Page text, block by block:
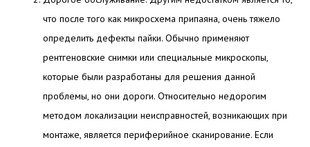
что после того как микросхема припаяна, очень тяжело
определить дефекты пайки. Обычно применяют
рентгеновские снимки или специальные микроскопы,
которые были разработаны для решения данной
проблемы, но они дороги. Относительно недорогим
методом локализации неисправностей, возникающих при
монтаже, является периферийное сканирование. Если